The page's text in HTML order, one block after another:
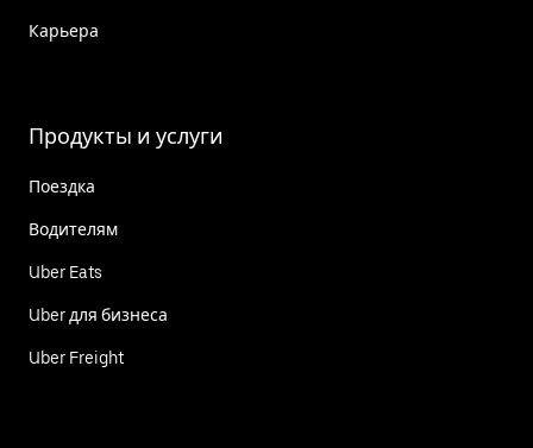
Карьера
Продукты и услуги
Поездка
Водителям
Uber Eats
Uber для бизнеса
Uber Freight